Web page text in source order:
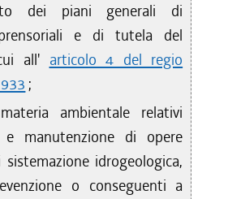
dei piani generali di
e di tutela del
all' articolo 4 del regio
;
ambientale relativi
e manutenzione di opere
idrogeologica,
o conseguenti a